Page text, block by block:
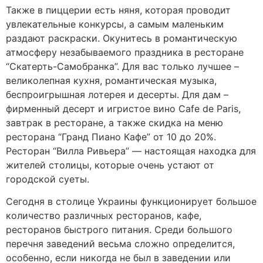
Также в пиццерии есть няня, которая проводит
увлекательные конкурсы, а самым маленьким
раздают раскраски. Окунитесь в романтическую
атмосферу незабываемого праздника в ресторане
“Скатерть-Самобранка”. Для вас только лучшее –
великолепная кухня, романтическая музыка,
беспроигрышная лотерея и десерты. Для дам –
фирменный десерт и игристое вино Cafe de Paris,
завтрак в ресторане, а также скидка на меню
ресторана “Гранд Пиано Кафе” от 10 до 20%.
Ресторан “Вилла Ривьера” — настоящая находка для
жителей столицы, которые очень устают от
городской суеты.
Сегодня в столице Украины функционирует большое
количество различных ресторанов, кафе,
ресторанов быстрого питания. Среди большого
перечня заведений весьма сложно определится,
особенно, если никогда не был в заведении или